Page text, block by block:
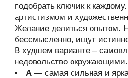
подобрать ключик к
артистизмом и
Желание делиться опытом.
бессмысленно, ищут
В худшем варианте –
недовольство окружающими.
А — самая сильная и